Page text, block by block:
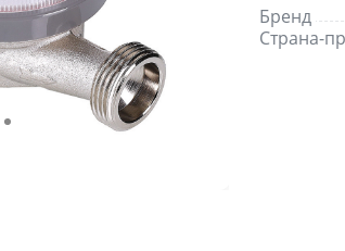
Бренд
Страна-